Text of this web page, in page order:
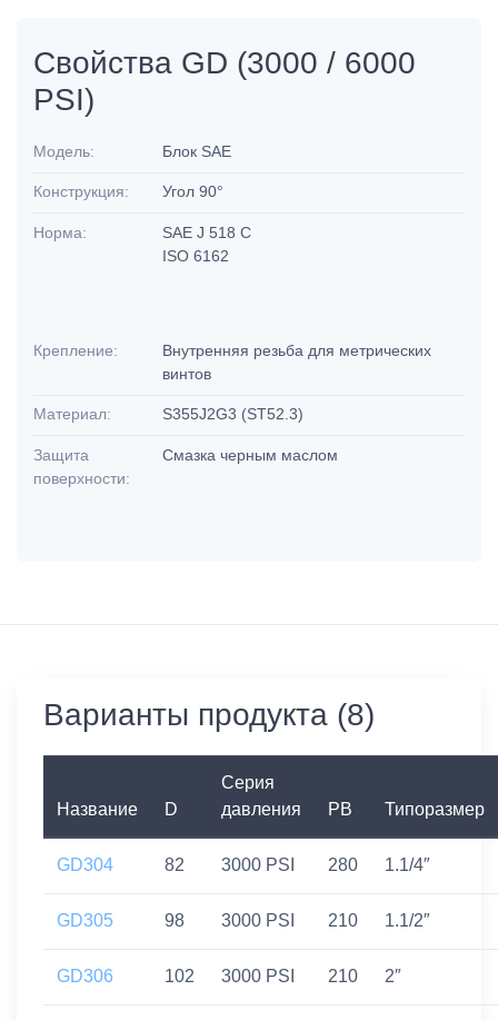
Свойства GD (3000 / 6000
PSI)
Модель: Блок SAE
Конструкция: Угол 90°
Норма:
SAE J 518 C
ISO 6162
Крепление:
Внутренняя резьба для метрических
винтов
Материал: S355J2G3 (ST52.3)
Защита
поверхности:
Смазка черным маслом
Варианты продукта (8)
Название D
Серия
давления
PB Типоразмер
GD304 82 3000 PSI 280 1.1/4″
GD305 98 3000 PSI 210 1.1/2″
GD306 102 3000 PSI 210 2″